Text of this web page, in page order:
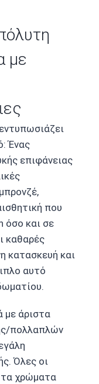
με
Ένας
επιφάνειας
που
όσο και σε
καθαρές
κατασκευή και
αυτό
με άριστα
πολλαπλών
Όλες οι
τα χρώματα